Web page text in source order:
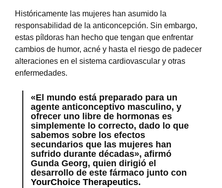
Históricamente las mujeres han asumido la
responsabilidad de la anticoncepción. Sin embargo,
estas píldoras han hecho que tengan que enfrentar
cambios de humor, acné y hasta el riesgo de padecer
alteraciones en el sistema cardiovascular y otras
enfermedades.
«El mundo está preparado para un
agente anticonceptivo masculino, y
ofrecer uno libre de hormonas es
simplemente lo correcto, dado lo que
sabemos sobre los efectos
secundarios que las mujeres han
sufrido durante décadas», afirmó
Gunda Georg, quien dirigió el
desarrollo de este fármaco junto con
YourChoice Therapeutics.